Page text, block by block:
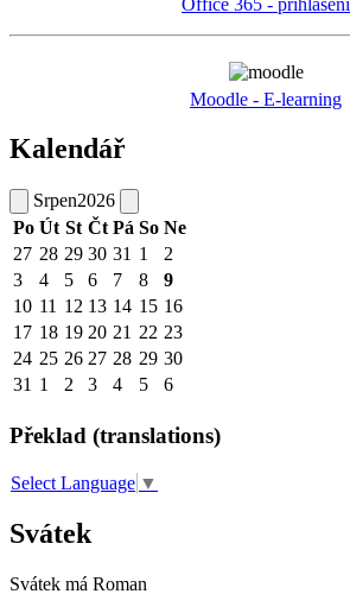
Moodle - E-learning
Kalendář
Srpen2026
Po Út St Čt Pá So Ne
27 28 29 30 31 1
2
3
4 5 6 7 8
9
10 11 12 13 14 15 16
17 18 19 20 21 22 23
24 25 26 27 28 29 30
31 1 2 3 4 5 6
Překlad (translations)
Select Language ▼
Svátek
Svátek má Roman